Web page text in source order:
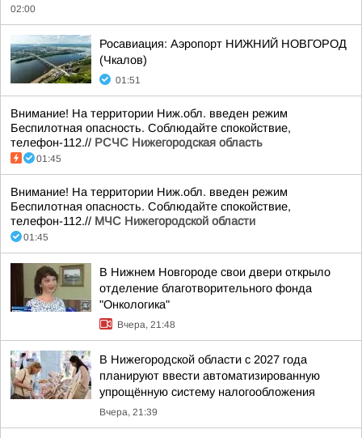
02:00
Росавиация: Аэропорт НИЖНИЙ НОВГОРОД
(Чкалов)
01:51
Внимание! На территории Ниж.обл. введен режим
Беспилотная опасность. Соблюдайте спокойствие,
телефон-112.// РСЧС Нижегородская область
01:45
Внимание! На территории Ниж.обл. введен режим
Беспилотная опасность. Соблюдайте спокойствие,
телефон-112.// МЧС Нижегородской области
01:45
В Нижнем Новгороде свои двери открыло
отделение благотворительного фонда
"Онкологика"
Вчера, 21:48
В Нижегородской области с 2027 года
планируют ввести автоматизированную
упрощённую систему налогообложения
Вчера, 21:39